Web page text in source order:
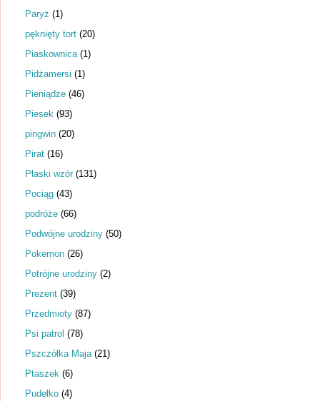
Paryż (1)
pęknięty tort (20)
Piaskownica (1)
Pidżamersi (1)
Pieniądze (46)
Piesek (93)
pingwin (20)
Pirat (16)
Płaski wzór (131)
Pociąg (43)
podróże (66)
Podwójne urodziny (50)
Pokemon (26)
Potrójne urodziny (2)
Prezent (39)
Przedmioty (87)
Psi patrol (78)
Pszczółka Maja (21)
Ptaszek (6)
Pudełko (4)